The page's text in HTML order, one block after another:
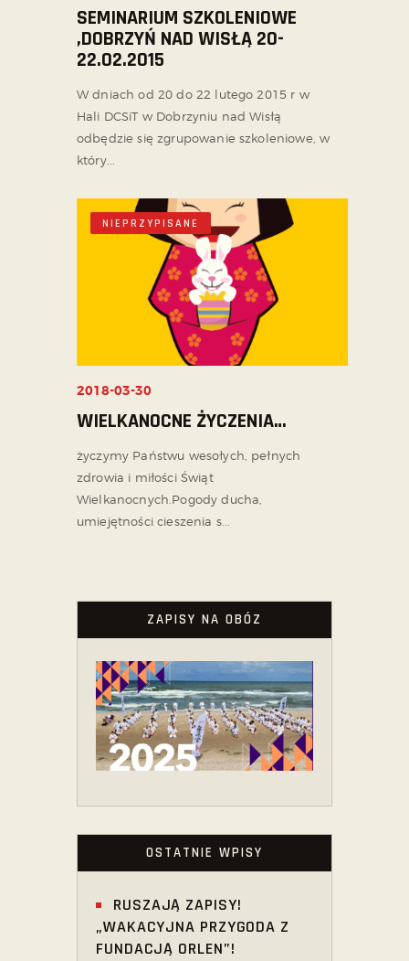
SEMINARIUM SZKOLENIOWE
,DOBRZYŃ NAD WISŁĄ 20-
22.02.2015
W dniach od 20 do 22 lutego 2015 r w
Hali DCSiT w Dobrzyniu nad Wisłą
odbędzie się zgrupowanie szkoleniowe, w
który...
NIEPRZYPISANE
2018-03-30
WIELKANOCNE ŻYCZENIA…
życzymy Państwu wesołych, pełnych
zdrowia i miłości Świąt
Wielkanocnych.Pogody ducha,
umiejętności cieszenia s...
ZAPISY NA OBÓZ
OSTATNIE WPISY
RUSZAJĄ ZAPISY!
„WAKACYJNA PRZYGODA Z
FUNDACJĄ ORLEN”!